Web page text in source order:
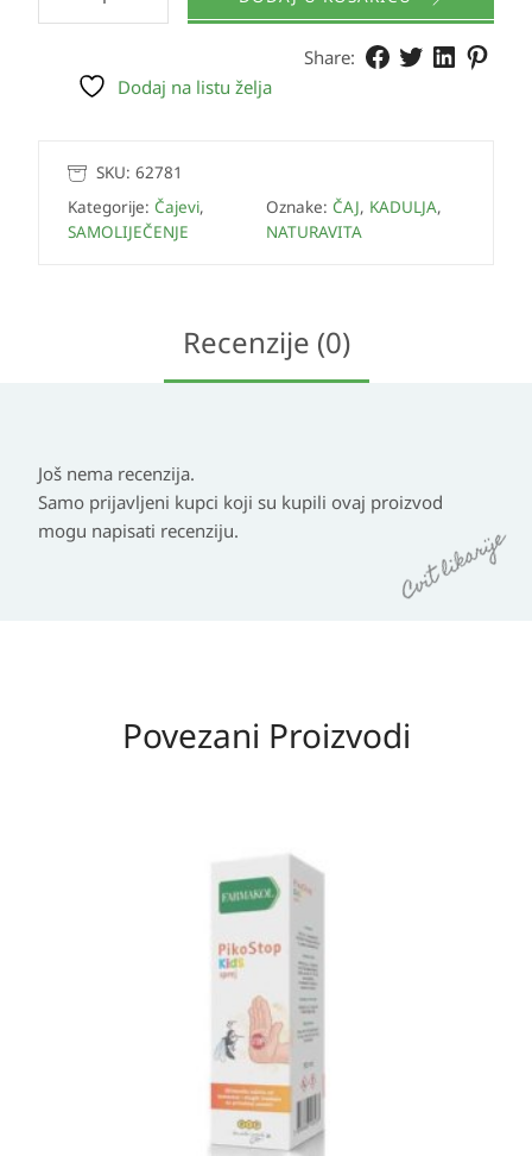
Share:
Dodaj na listu želja
SKU: 62781
Kategorije: Čajevi,
SAMOLIJEČENJE
Oznake: ČAJ, KADULJA,
NATURAVITA
Recenzije (0)
Još nema recenzija.
Samo prijavljeni kupci koji su kupili ovaj proizvod
mogu napisati recenziju.
Povezani Proizvodi